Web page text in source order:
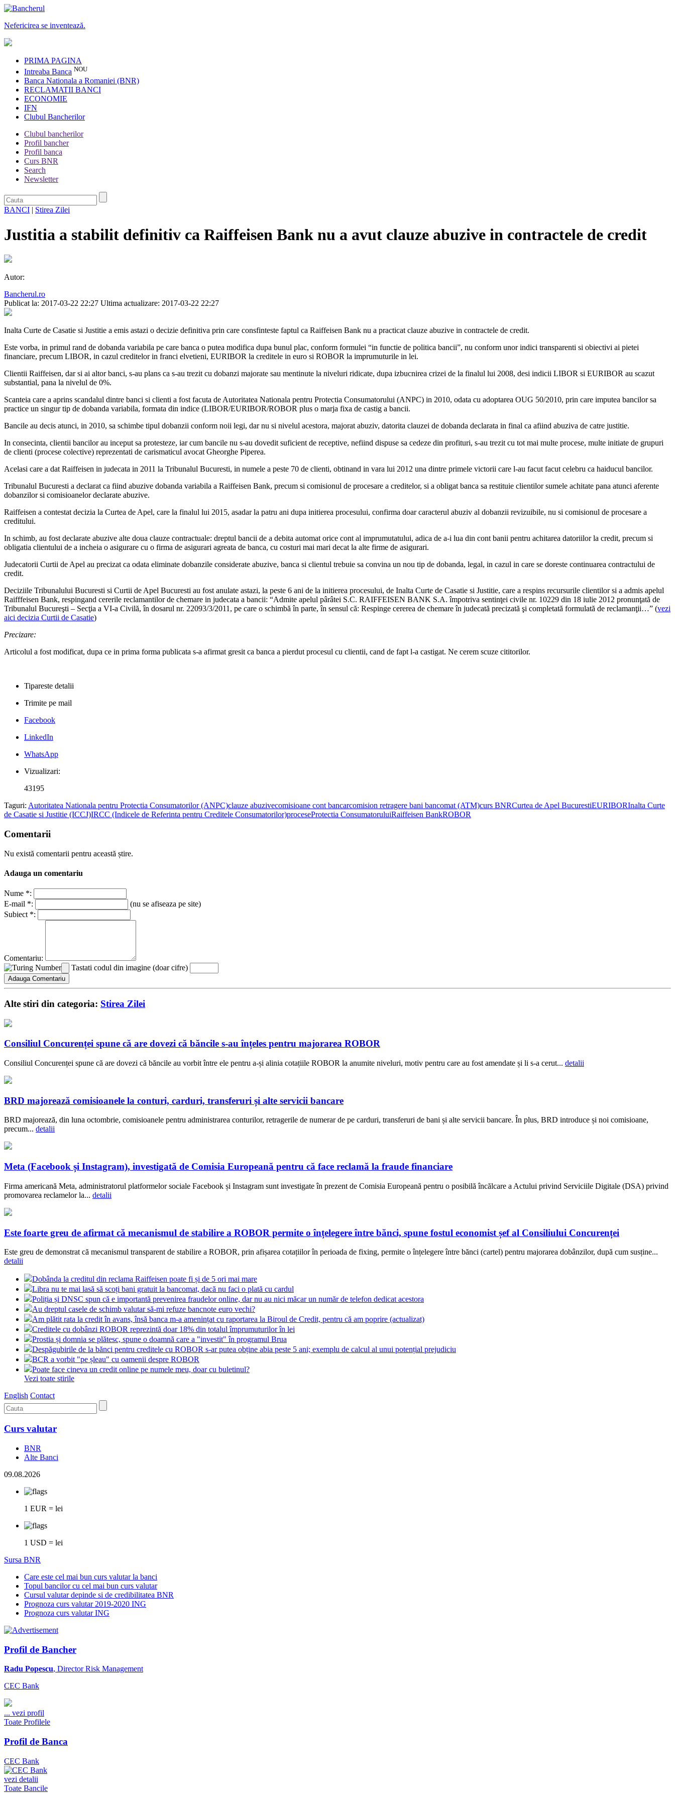
Nefericirea se inventează.
PRIMA PAGINA
Intreaba Banca NOU
Banca Nationala a Romaniei (BNR)
RECLAMATII BANCI
ECONOMIE
IFN
Clubul Bancherilor
Clubul bancherilor
Profil bancher
Profil banca
Curs BNR
Search
Newsletter
BANCI | Stirea Zilei
Justitia a stabilit definitiv ca Raiffeisen Bank nu a avut clauze abuzive in contractele de credit
Autor:
Bancherul.ro
Publicat la: 2017-03-22 22:27 Ultima actualizare: 2017-03-22 22:27
Inalta Curte de Casatie si Justitie a emis astazi o decizie definitiva prin care consfinteste faptul ca Raiffeisen Bank nu a practicat clauze abuzive in contractele de credit.
Este vorba, in primul rand de dobanda variabila pe care banca o putea modifica dupa bunul plac, conform formulei “in functie de politica bancii”, nu conform unor indici transparenti si obiectivi ai pietei
financiare, precum LIBOR, in cazul creditelor in franci elvetieni, EURIBOR la creditele in euro si ROBOR la imprumuturile in lei.
Clientii Raiffeisen, dar si ai altor banci, s-au plans ca s-au trezit cu dobanzi majorate sau mentinute la niveluri ridicate, dupa izbucnirea crizei de la finalul lui 2008, desi indicii LIBOR si EURIBOR au scazut
substantial, pana la nivelul de 0%.
Scanteia care a aprins scandalul dintre banci si clienti a fost facuta de Autoritatea Nationala pentru Protectia Consumatorului (ANPC) in 2010, odata cu adoptarea OUG 50/2010, prin care imputea bancilor sa
practice un singur tip de dobanda variabila, formata din indice (LIBOR/EURIBOR/ROBOR plus o marja fixa de castig a bancii.
Bancile au decis atunci, in 2010, sa schimbe tipul dobanzii conform noii legi, dar nu si nivelul acestora, majorat abuziv, datorita clauzei de dobanda declarata in final ca afiind abuziva de catre justitie.
In consecinta, clientii bancilor au inceput sa protesteze, iar cum bancile nu s-au dovedit suficient de receptive, nefiind dispuse sa cedeze din profituri, s-au trezit cu tot mai multe procese, multe initiate de grupuri
de clienti (procese colective) reprezentati de carismaticul avocat Gheorghe Piperea.
Acelasi care a dat Raiffeisen in judecata in 2011 la Tribunalul Bucuresti, in numele a peste 70 de clienti, obtinand in vara lui 2012 una dintre primele victorii care l-au facut facut celebru ca haiducul bancilor.
Tribunalul Bucuresti a declarat ca fiind abuzive dobanda variabila a Raiffeisen Bank, precum si comisionul de procesare a creditelor, si a obligat banca sa restituie clientilor sumele achitate pana atunci aferente
dobanzilor si comisioanelor declarate abuzive.
Raiffeisen a contestat decizia la Curtea de Apel, care la finalul lui 2015, asadar la patru ani dupa initierea procesului, confirma doar caracterul abuziv al dobanzii revizuibile, nu si comisionul de procesare a
creditului.
In schimb, au fost declarate abuzive alte doua clauze contractuale: dreptul bancii de a debita automat orice cont al imprumutatului, adica de a-i lua din cont banii pentru achitarea datoriilor la credit, precum si
obligatia clientului de a incheia o asigurare cu o firma de asigurari agreata de banca, cu costuri mai mari decat la alte firme de asigurari.
Judecatorii Curtii de Apel au precizat ca odata eliminate dobanzile considerate abuzive, banca si clientul trebuie sa convina un nou tip de dobanda, legal, in cazul in care se doreste continuarea contractului de
credit.
Deciziile Tribunalului Bucuresti si Curtii de Apel Bucuresti au fost anulate astazi, la peste 6 ani de la initierea procesului, de Inalta Curte de Casatie si Justitie, care a respins recursurile clientilor si a admis apelul
Raifffeisen Bank, respingand cererile reclamantilor de chemare in judecata a bancii: “Admite apelul pârâtei S.C. RAIFFEISEN BANK S.A. împotriva sentinţei civile nr. 10229 din 18 iulie 2012 pronunţată de
Tribunalul Bucureşti – Secţia a VI-a Civilă, în dosarul nr. 22093/3/2011, pe care o schimbă în parte, în sensul că: Respinge cererea de chemare în judecată precizată şi completată formulată de reclamanţii…” (vezi
aici decizia Curtii de Casatie)
Precizare:
Articolul a fost modificat, dupa ce in prima forma publicata s-a afirmat gresit ca banca a pierdut procesul cu clientii, cand de fapt l-a castigat. Ne cerem scuze cititorilor.
Tipareste detalii
Trimite pe mail
Facebook
LinkedIn
WhatsApp
Vizualizari:
43195
Taguri: Autoritatea Nationala pentru Protectia Consumatorilor (ANPC)clauze abuzivecomisioane cont bancarcomision retragere bani bancomat (ATM)curs BNRCurtea de Apel BucurestiEURIBORInalta Curte
de Casatie si Justitie (ICCJ)IRCC (Indicele de Referinta pentru Creditele Consumatorilor)proceseProtectia ConsumatoruluiRaiffeisen BankROBOR
Comentarii
Nu există comentarii pentru această știre.
Adauga un comentariu
Nume *:
E-mail *:
(nu se afiseaza pe site)
Subiect *:
Comentariu:
Tastati codul din imagine (doar cifre)
Alte stiri din categoria: Stirea Zilei
Consiliul Concurenței spune că are dovezi că băncile s-au înțeles pentru majorarea ROBOR
Consiliul Concurenței spune că are dovezi că băncile au vorbit între ele pentru a-și alinia cotațiile ROBOR la anumite niveluri, motiv pentru care au fost amendate și li s-a cerut... detalii
BRD majorează comisioanele la conturi, carduri, transferuri și alte servicii bancare
BRD majorează, din luna octombrie, comisioanele pentru administrarea conturilor, retragerile de numerar de pe carduri, transferuri de bani și alte servicii bancare. În plus, BRD introduce și noi comisioane,
precum... detalii
Meta (Facebook și Instagram), investigată de Comisia Europeană pentru că face reclamă la fraude financiare
Firma americană Meta, administratorul platformelor sociale Facebook și Instagram sunt investigate în prezent de Comisia Europeană pentru o posibilă încălcare a Actului privind Serviciile Digitale (DSA) privind
promovarea reclamelor la... detalii
Este foarte greu de afirmat că mecanismul de stabilire a ROBOR permite o înțelegere între bănci, spune fostul economist șef al Consiliului Concurenței
Este greu de demonstrat că mecanismul transparent de stabilire a ROBOR, prin afișarea cotațiilor în perioada de fixing, permite o înțelegere între bănci (cartel) pentru majorarea dobânzilor, după cum susține...
detalii
Dobânda la creditul din reclama Raiffeisen poate fi și de 5 ori mai mare
Libra nu te mai lasă să scoți bani gratuit la bancomat, dacă nu faci o plată cu cardul
Poliția și DNSC spun că e importantă prevenirea fraudelor online, dar nu au nici măcar un număr de telefon dedicat acestora
Au dreptul casele de schimb valutar să-mi refuze bancnote euro vechi?
Am plătit rata la credit în avans, însă banca m-a amenințat cu raportarea la Biroul de Credit, pentru că am poprire (actualizat)
Creditele cu dobânzi ROBOR reprezintă doar 18% din totalul împrumuturilor în lei
Prostia și domnia se plătesc, spune o doamnă care a "investit" în programul Brua
Despăgubirile de la bănci pentru creditele cu ROBOR s-ar putea obține abia peste 5 ani; exemplu de calcul al unui potențial prejudiciu
BCR a vorbit "pe șleau" cu oamenii despre ROBOR
Poate face cineva un credit online pe numele meu, doar cu buletinul?
Vezi toate stirile
English Contact
Curs valutar
BNR
Alte Banci
09.08.2026
1 EUR = lei
1 USD = lei
Sursa BNR
Care este cel mai bun curs valutar la banci
Topul bancilor cu cel mai bun curs valutar
Cursul valutar depinde si de credibilitatea BNR
Prognoza curs valutar 2019-2020 ING
Prognoza curs valutar ING
Profil de Bancher
Radu Popescu, Director Risk Management
CEC Bank
... vezi profil
Toate Profilele
Profil de Banca
CEC Bank
vezi detalii
Toate Bancile